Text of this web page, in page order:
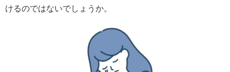
けるのではないでしょうか。